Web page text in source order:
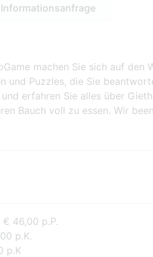
Informationsanfrage
machen Sie sich auf den
und Puzzles, die Sie
erfahren Sie alles über
Bauch voll zu essen. Wir
46,00 p.P.
p.K.
p.K